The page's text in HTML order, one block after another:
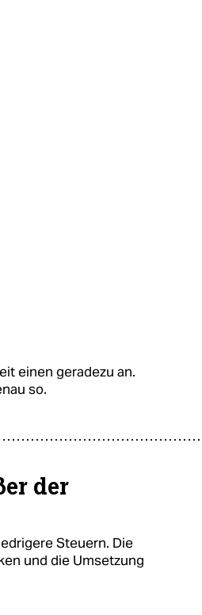
einen geradezu an.
so.
der
Steuern. Die
und die Umsetzung